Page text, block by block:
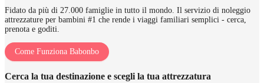
Fidato da più di 27.000 famiglie in tutto il mondo. Il servizio di noleggio
attrezzature per bambini #1 che rende i viaggi familiari semplici - cerca,
prenota e goditi.
Come Funziona Babonbo
Cerca la tua destinazione e scegli la tua attrezzatura